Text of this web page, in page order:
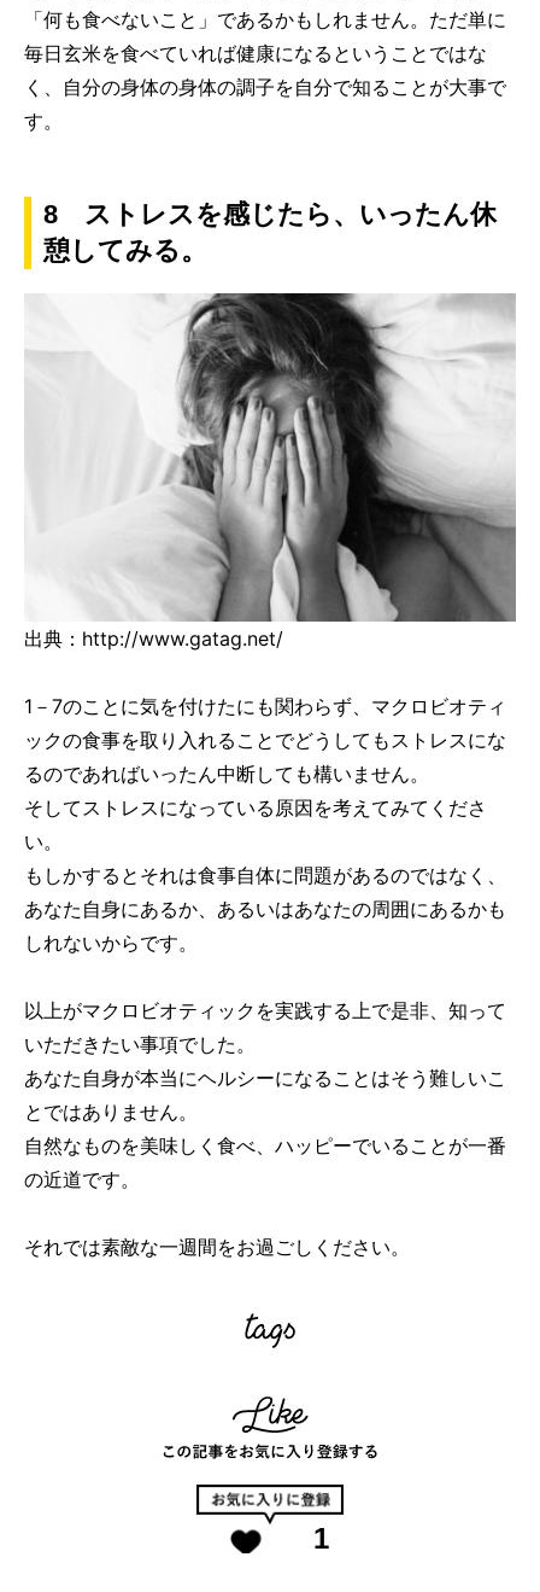
「何も食べないこと」であるかもしれません。ただ単に
毎日玄米を食べていれば健康になるということではな
く、自分の身体の身体の調子を自分で知ることが大事で
す。
8 ストレスを感じたら、いったん休
憩してみる。
出典：http://www.gatag.net/
1－7のことに気を付けたにも関わらず、マクロビオティ
ックの食事を取り入れることでどうしてもストレスにな
るのであればいったん中断しても構いません。
そしてストレスになっている原因を考えてみてくださ
い。
もしかするとそれは食事自体に問題があるのではなく、
あなた自身にあるか、あるいはあなたの周囲にあるかも
しれないからです。
以上がマクロビオティックを実践する上で是非、知って
いただきたい事項でした。
あなた自身が本当にヘルシーになることはそう難しいこ
とではありません。
自然なものを美味しく食べ、ハッピーでいることが一番
の近道です。
それでは素敵な一週間をお過ごしください。
1